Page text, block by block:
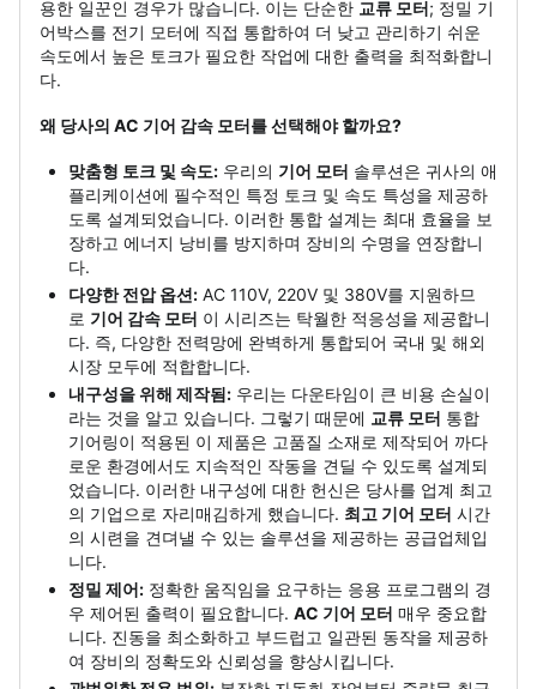
용한 일꾼인 경우가 많습니다. 이는 단순한 교류 모터; 정밀 기
어박스를 전기 모터에 직접 통합하여 더 낮고 관리하기 쉬운
속도에서 높은 토크가 필요한 작업에 대한 출력을 최적화합니
다.
왜 당사의 AC 기어 감속 모터를 선택해야 할까요?
맞춤형 토크 및 속도: 우리의 기어 모터 솔루션은 귀사의 애
플리케이션에 필수적인 특정 토크 및 속도 특성을 제공하
도록 설계되었습니다. 이러한 통합 설계는 최대 효율을 보
장하고 에너지 낭비를 방지하며 장비의 수명을 연장합니
다.
다양한 전압 옵션: AC 110V, 220V 및 380V를 지원하므
로 기어 감속 모터 이 시리즈는 탁월한 적응성을 제공합니
다. 즉, 다양한 전력망에 완벽하게 통합되어 국내 및 해외
시장 모두에 적합합니다.
내구성을 위해 제작됨: 우리는 다운타임이 큰 비용 손실이
라는 것을 알고 있습니다. 그렇기 때문에 교류 모터 통합
기어링이 적용된 이 제품은 고품질 소재로 제작되어 까다
로운 환경에서도 지속적인 작동을 견딜 수 있도록 설계되
었습니다. 이러한 내구성에 대한 헌신은 당사를 업계 최고
의 기업으로 자리매김하게 했습니다. 최고 기어 모터 시간
의 시련을 견뎌낼 수 있는 솔루션을 제공하는 공급업체입
니다.
정밀 제어: 정확한 움직임을 요구하는 응용 프로그램의 경
우 제어된 출력이 필요합니다. AC 기어 모터 매우 중요합
니다. 진동을 최소화하고 부드럽고 일관된 동작을 제공하
여 장비의 정확도와 신뢰성을 향상시킵니다.